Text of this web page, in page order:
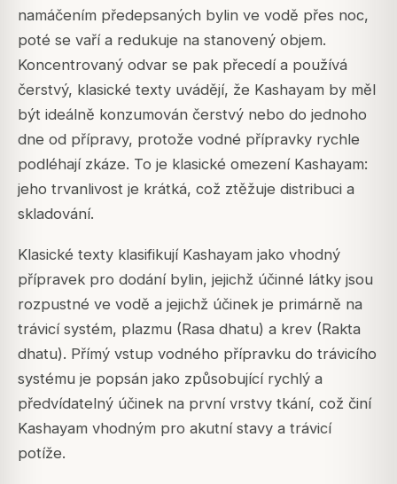
namáčením předepsaných bylin ve vodě přes noc,
poté se vaří a redukuje na stanovený objem.
Koncentrovaný odvar se pak přecedí a používá
čerstvý, klasické texty uvádějí, že Kashayam by měl
být ideálně konzumován čerstvý nebo do jednoho
dne od přípravy, protože vodné přípravky rychle
podléhají zkáze. To je klasické omezení Kashayam:
jeho trvanlivost je krátká, což ztěžuje distribuci a
skladování.
Klasické texty klasifikují Kashayam jako vhodný
přípravek pro dodání bylin, jejichž účinné látky jsou
rozpustné ve vodě a jejichž účinek je primárně na
trávicí systém, plazmu (Rasa dhatu) a krev (Rakta
dhatu). Přímý vstup vodného přípravku do trávicího
systému je popsán jako způsobující rychlý a
předvídatelný účinek na první vrstvy tkání, což činí
Kashayam vhodným pro akutní stavy a trávicí
potíže.